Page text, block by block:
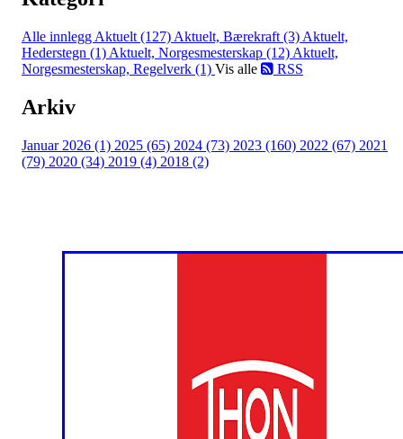
Alle innlegg Aktuelt (127) Aktuelt, Bærekraft (3) Aktuelt,
Hederstegn (1) Aktuelt, Norgesmesterskap (12) Aktuelt,
Norgesmesterskap, Regelverk (1) Vis alle RSS
Arkiv
Januar 2026 (1) 2025 (65) 2024 (73) 2023 (160) 2022 (67) 2021
(79) 2020 (34) 2019 (4) 2018 (2)